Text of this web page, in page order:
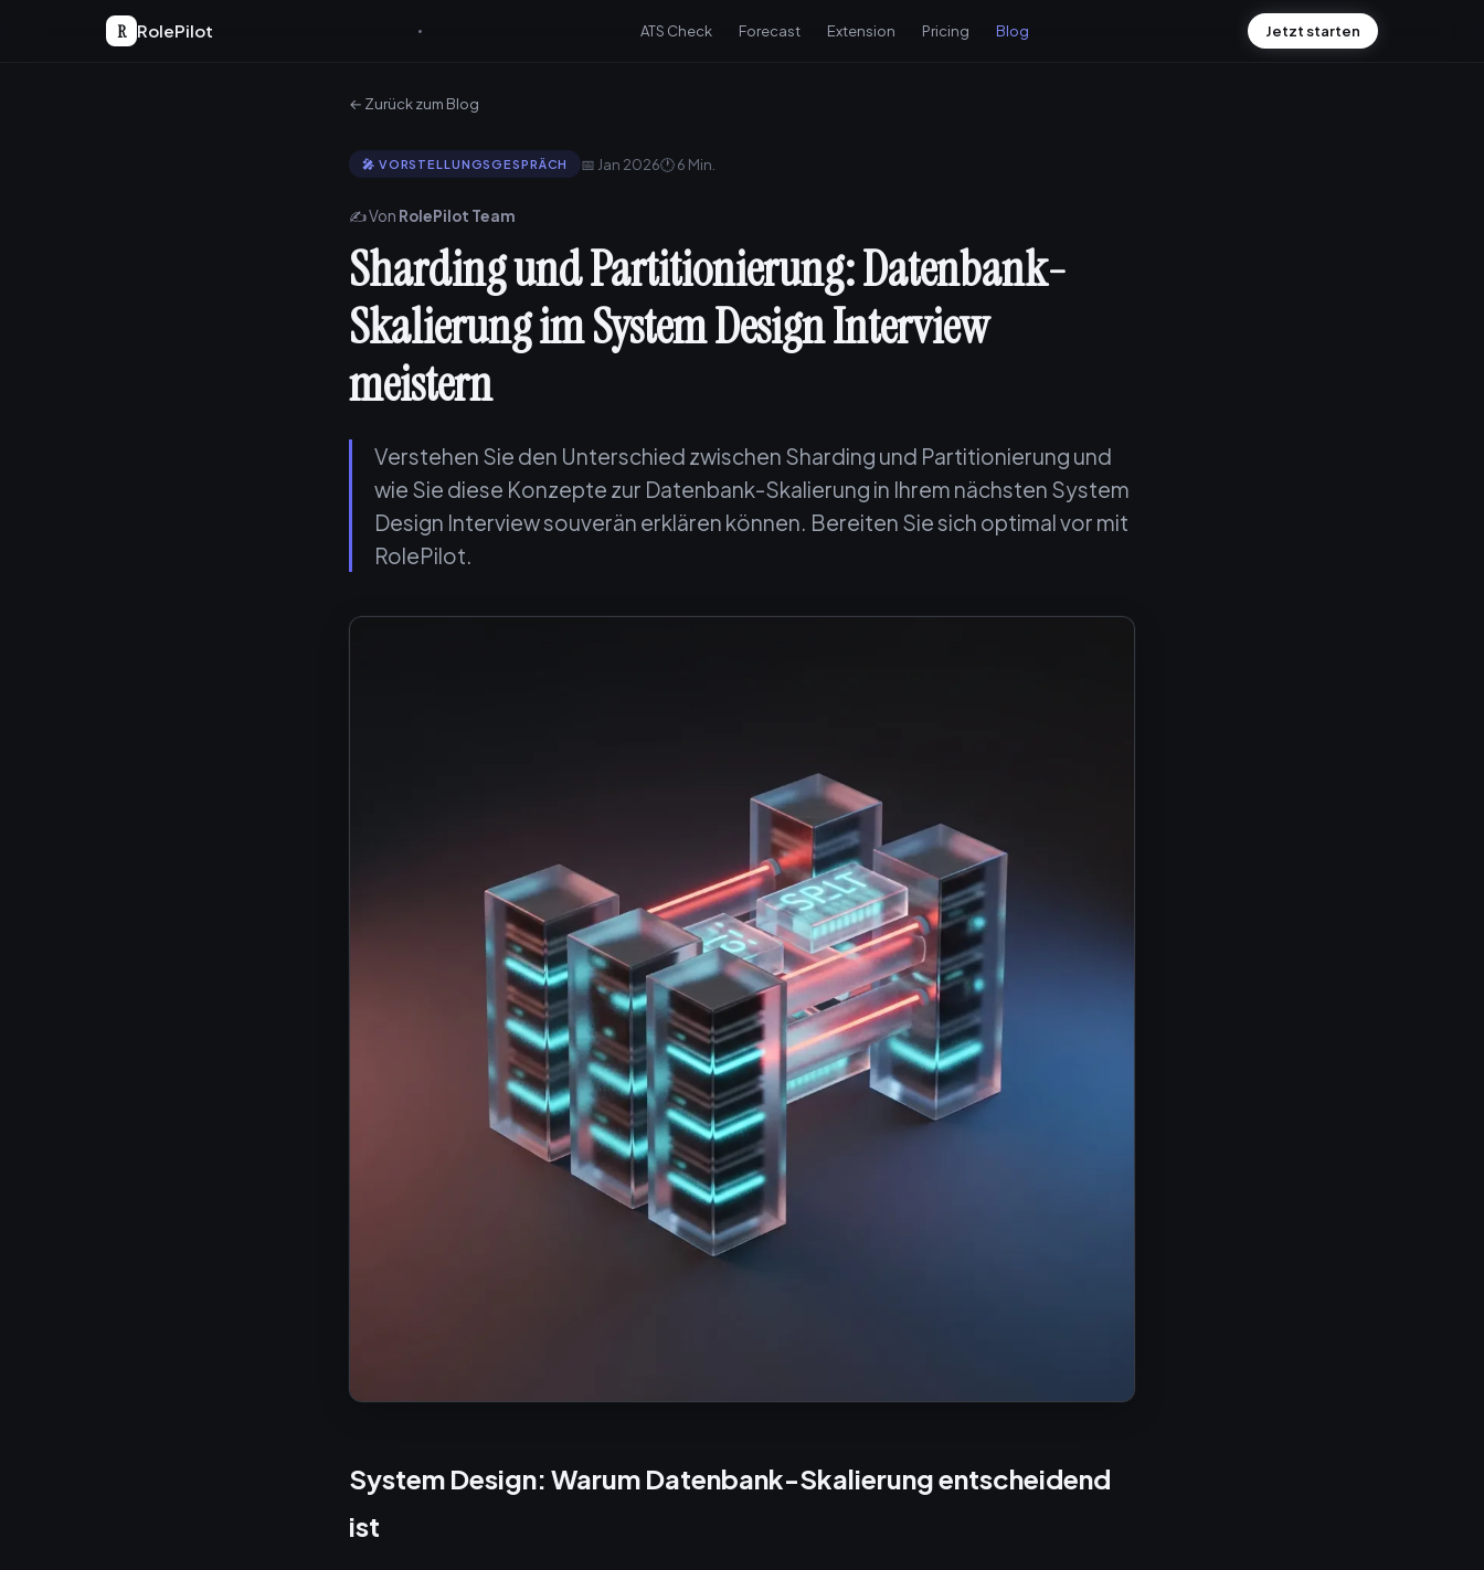
R RolePilot ATS Check Forecast Extension Pricing Blog Jetzt starten
← Zurück zum Blog
🎤 VORSTELLUNGSGESPRÄCH 📅 Jan 2026🕐 6 Min.
✍️ Von RolePilot Team
Sharding und Partitionierung: Datenbank-
Skalierung im System Design Interview
meistern
Verstehen Sie den Unterschied zwischen Sharding und Partitionierung und
wie Sie diese Konzepte zur Datenbank-Skalierung in Ihrem nächsten System
Design Interview souverän erklären können. Bereiten Sie sich optimal vor mit
RolePilot.
System Design: Warum Datenbank-Skalierung entscheidend
ist